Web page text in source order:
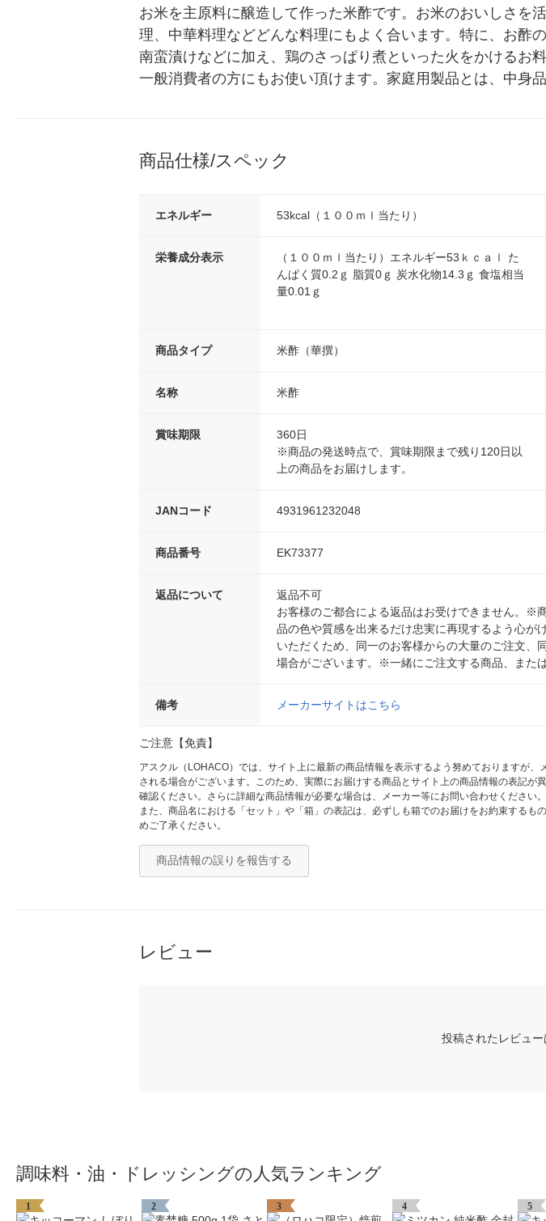
お米を主原料に醸造して作った米酢です。お米のおいしさを
理、中華料理などどんな料理にもよく合います。特に、お酢
南蛮漬けなどに加え、鶏のさっぱり煮といった火をかけるお
一般消費者の方にもお使い頂けます。家庭用製品とは、中身品
商品仕様/スペック
エネルギー 53kcal（１００ｍｌ当たり）
栄養成分表示
（１００ｍｌ当たり）エネルギー53ｋｃａｌ た
んぱく質0.2ｇ 脂質0ｇ 炭水化物14.3ｇ 食塩相当
量0.01ｇ
商品タイプ 米酢（華撰）
名称 米酢
賞味期限
360日
※商品の発送時点で、賞味期限まで残り120日以
上の商品をお届けします。
JANコード 4931961232048
商品番号 EK73377
返品について
返品不可
お客様のご都合による返品はお受けできません。※
品の色や質感を出来るだけ忠実に再現するよう心
いただくため、同一のお客様からの大量のご注文、
場合がございます。※一緒にご注文する商品、また
備考 メーカーサイトはこちら
ご注意【免責】
アスクル（LOHACO）では、サイト上に最新の商品情報を表示するよう努めておりますが
される場合がございます。このため、実際にお届けする商品とサイト上の商品情報の表記
確認ください。さらに詳細な商品情報が必要な場合は、メーカー等にお問い合わせください。
また、商品名における「セット」や「箱」の表記は、必ずしも箱でのお届けをお約束する
めご了承ください。
商品情報の誤りを報告する
レビュー
投稿されたレビュー
調味料・油・ドレッシングの人気ランキング
1 2 3 4 5